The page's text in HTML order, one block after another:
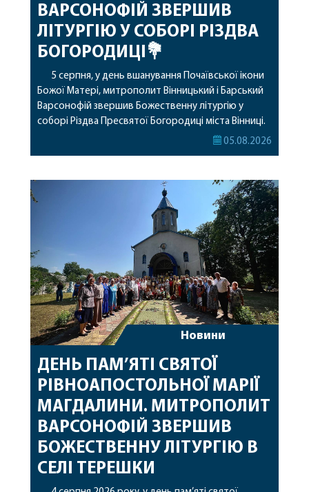
ВАРСОНОФІЙ ЗВЕРШИВ
ЛІТУРГІЮ У СОБОРІ РІЗДВА
БОГОРОДИЦІ💐
5 серпня, у день вшанування Почаївської ікони
Божої Матері, митрополит Вінницький і Барський
Варсонофій звершив Божественну літургію у
соборі Різдва Пресвятої Богородиці міста Вінниці.
Його Високопреосвященству співслужили
священному сані. Під час богослужіння підносилися
особливі молитви за мир в Україні, за воїнів, які
05.08.2026
Новини
ДЕНЬ ПАМ’ЯТІ СВЯТОЇ
РІВНОАПОСТОЛЬНОЇ МАРІЇ
МАГДАЛИНИ. МИТРОПОЛИТ
ВАРСОНОФІЙ ЗВЕРШИВ
БОЖЕСТВЕННУ ЛІТУРГІЮ В
СЕЛІ ТЕРЕШКИ